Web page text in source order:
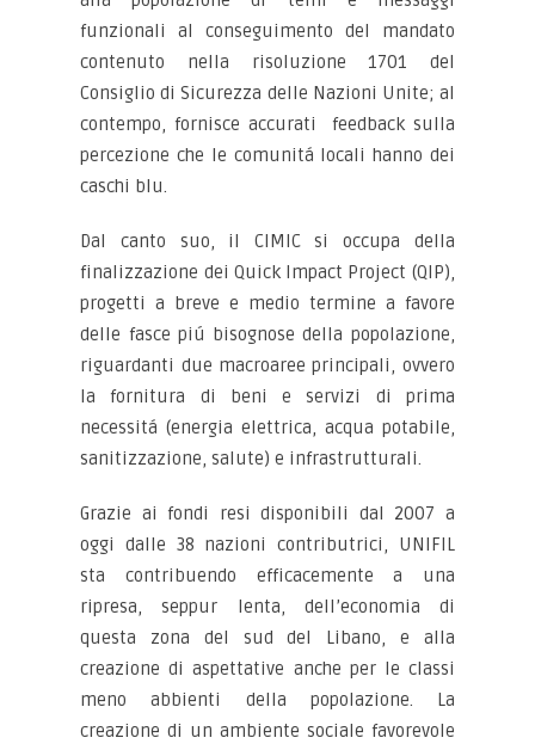
funzionali al conseguimento del mandato
contenuto nella risoluzione 1701 del
Consiglio di Sicurezza delle Nazioni Unite; al
contempo, fornisce accurati feedback sulla
percezione che le comunitá locali hanno dei
caschi blu.
Dal canto suo, il CIMIC si occupa della
finalizzazione dei Quick Impact Project (QIP),
progetti a breve e medio termine a favore
delle fasce piú bisognose della popolazione,
riguardanti due macroaree principali, ovvero
la fornitura di beni e servizi di prima
necessitá (energia elettrica, acqua potabile,
sanitizzazione, salute) e infrastrutturali.
Grazie ai fondi resi disponibili dal 2007 a
oggi dalle 38 nazioni contributrici, UNIFIL
sta contribuendo efficacemente a una
ripresa, seppur lenta, dell’economia di
questa zona del sud del Libano, e alla
creazione di aspettative anche per le classi
meno abbienti della popolazione. La
creazione di un ambiente sociale favorevole